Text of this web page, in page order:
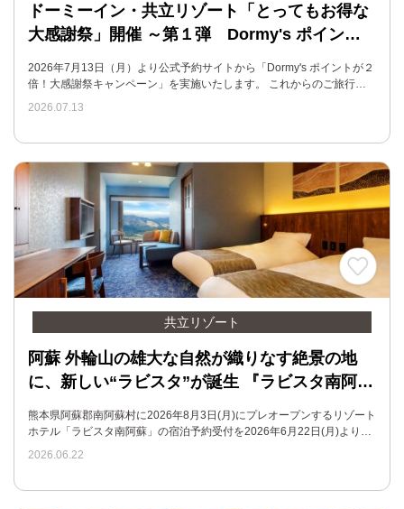
ドーミーイン・共立リゾート「とってもお得な
大感謝祭」開催 ～第１弾 Dormy's ポイン…
2026年7月13日（月）より公式予約サイトから「Dormy's ポイントが２
倍！大感謝祭キャンペーン」を実施いたします。 これからのご旅行…
2026.07.13
共立リゾート
阿蘇 外輪山の雄大な自然が織りなす絶景の地
に、新しい“ラビスタ”が誕生 『ラビスタ南阿…
熊本県阿蘇郡南阿蘇村に2026年8月3日(月)にプレオープンするリゾート
ホテル「ラビスタ南阿蘇」の宿泊予約受付を2026年6月22日(月)より…
2026.06.22